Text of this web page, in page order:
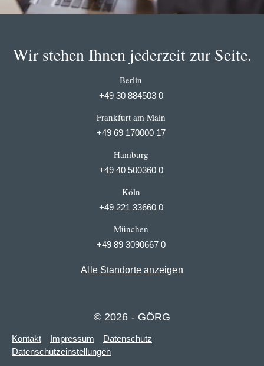
Wir stehen Ihnen jederzeit zur Seite.
Berlin
+49 30 884503 0
Frankfurt am Main
+49 69 170000 17
Hamburg
+49 40 500360 0
Köln
+49 221 33660 0
München
+49 89 3090667 0
Alle Standorte anzeigen
© 2026 - GÖRG
Kontakt Impressum
Datenschutz
Datenschutzeinstellungen